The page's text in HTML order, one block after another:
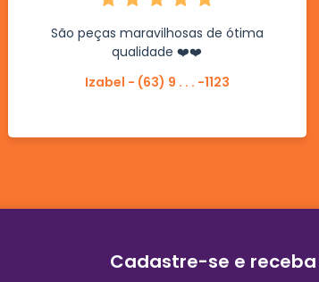
São peças maravilhosas de ótima
qualidade ❤️❤️
Izabel - (63) 9 . . . -1123
Cadastre-se e